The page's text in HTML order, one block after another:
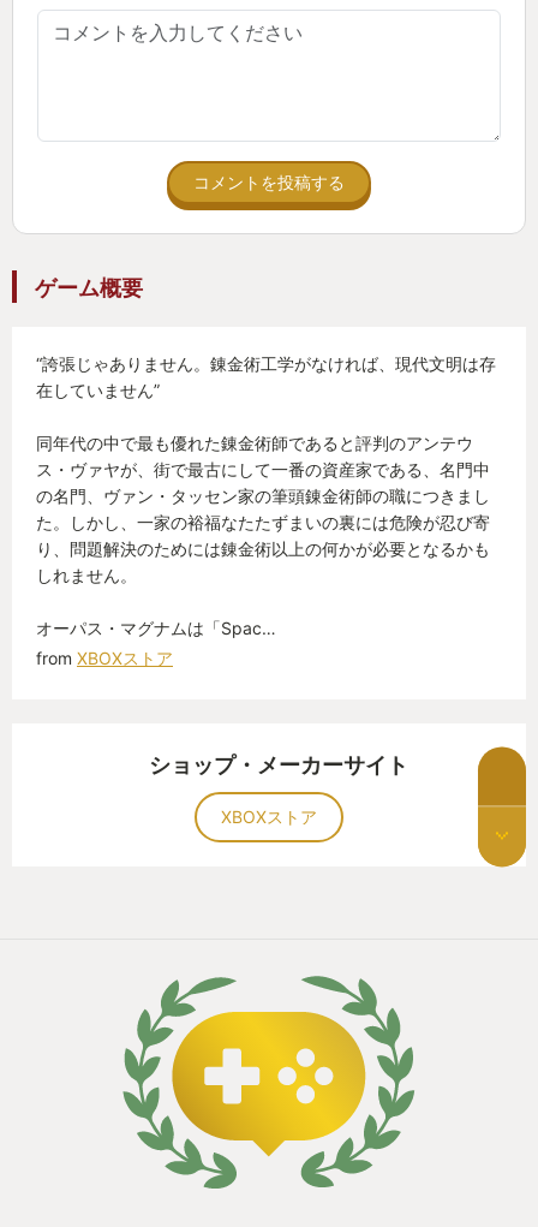
■■■ 妥協がどうして生まれるかを知り、少し世界
基本的に好き放題に工場をデザインできるゲームで
あるが、ゲームである以上は当然、何らかの葛藤に
突き当たる場面がある。
資源不足、土地不足、設計における労力不足に時間
不足(と睡眠不足)。いろんな要素が「理想の工場」づ
を多々含むものとなる。
もっと工場を広げたいのに、スペースがない、資材
がない。不本意だが今はコレで間に合わせておこ
う。これが積み重なり、次第に工場は混沌としてく
る。
モノたちに少し寛容になれる気がする。街中で職場
「わかるなぁ、俺も昨日明らかに非効率なベルトコ
ンベアを敷設したもんなぁ。」
み重ねがFactorioの中毒性の構成要素だと思う。
そう、つまりこのレビューを見て改行が多いとか漢
字の開き方に統一感がないとか誤変換が多いとかハ
イフンとダッシュがごちゃまぜで気持ち悪いとか、
そういう点が気になるタチの方は特に、Factorioで
工場を理想に近づけていく作業に喜びを感じやすい
詳しくは公式説明文を見てほしい。
ること」だ。指定された物質を規定の数だけ納品で
きれば、どれだけ不細工でもクリア判定。
装置の各部品にはコストが設定されているのでコス
ト削減を競っても良い…のだが、別にどれだけ高く
ついても構わない。(金欠っぽいストーリー展開だけ
納品完了までの工程数が計測される…のだが、別に
どれだけ時間をかけても構わない。(時間的に余裕な
さそうなストーリー展開だけど別に怒られない)
装置の占有面積が計測され表示される…のだが、別
にどれだけ空間を無駄遣いしても構わない。(アジト
あるいはこれらコスト・時間・面積の総合力を競っ
つまりはサンドボックス的性質を持ったパズルなの
だ。作問者の想定解を追い求めなくて良い。手のひ
多くのパズルゲームにおいて、解答を公開すること
は推理小説の犯人の名をバラすのに等しい大罪だ。
しかし本作では解答は人それぞれだし、解の良し悪
しの基準もみな違う。解答を公開しても殴られない
し絶交もされないのだ。
コメントを投稿する
ゲーム概要
“誇張じゃありません。錬金術工学がなければ、現代文明は存
在していません”
同年代の中で最も優れた錬金術師であると評判のアンテウ
ス・ヴァヤが、街で最古にして一番の資産家である、名門中
の名門、ヴァン・タッセン家の筆頭錬金術師の職につきまし
た。しかし、一家の裕福なたたずまいの裏には危険が忍び寄
り、問題解決のためには錬金術以上の何かが必要となるかも
しれません。
オーパス・マグナムは「Spac…
from XBOXストア
ショップ・メーカーサイト
XBOXストア